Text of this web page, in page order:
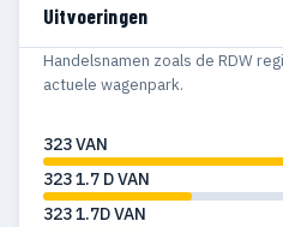
Uitvoeringen
Handelsnamen zoals de RDW
actuele wagenpark.
323 VAN
323 1.7 D VAN
323 1.7D VAN